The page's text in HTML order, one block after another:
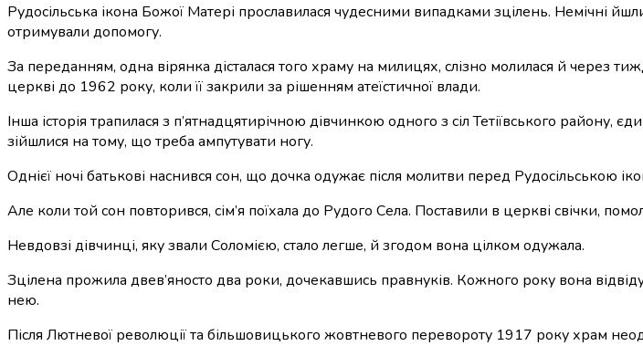
Рудосільська ікона Божої Матері прославилася чудесними випадками зцілень. Немічні
отримували допомогу.
За переданням, одна вірянка дісталася того храму на милицях, слізно молилася й через
церкві до 1962 року, коли її закрили за рішенням атеїстичної влади.
Інша історія трапилася з п’ятнадцятирічною дівчинкою одного з сіл Тетіївського
зійшлися на тому, що треба ампутувати ногу.
Однієї ночі батькові наснився сон, що дочка одужає після молитви перед
Але коли той сон повторився, сім’я поїхала до Рудого Села. Поставили в церкві свічки,
Невдовзі дівчинці, яку звали Соломією, стало легше, й згодом вона цілком одужала.
Зцілена прожила двев’яносто два роки, дочекавшись правнуків. Кожного року вона
нею.
Після Лютневої революції та більшовицького жовтневого перевороту 1917 року храм